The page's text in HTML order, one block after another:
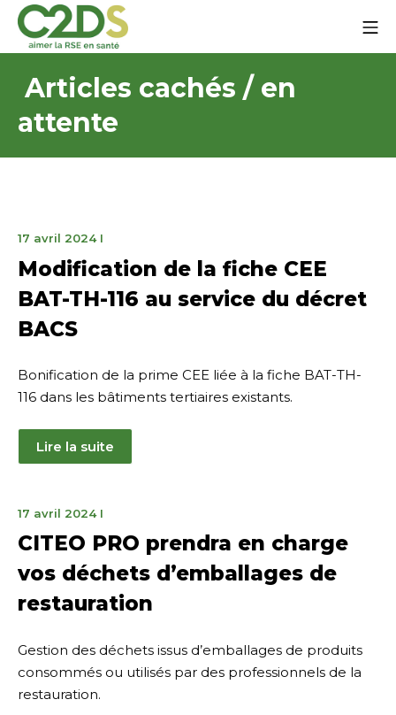
Aller
contenuC2DS
Articles cachés / en
attente
17 avril 202417
2024
I
Modification de la fiche CEE
BAT-TH-116 au service du décret
BACS
Bonification de la prime CEE liée à la fiche BAT-TH-
116 dans les bâtiments tertiaires existants.
Lire la suite
17 avril 202417
2024
I
CITEO PRO prendra en charge
vos déchets d’emballages de
restauration
Gestion des déchets issus d’emballages de produits
consommés ou utilisés par des professionnels de la
restauration.